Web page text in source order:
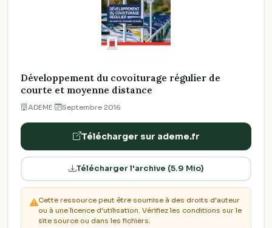
Développement du covoiturage régulier de
courte et moyenne distance
ADEME· Septembre 2016
Télécharger sur ademe.fr
Télécharger l'archive (5.9 Mio)
Cette ressource peut être soumise à des droits d'auteur
ou à une licence d'utilisation. Vérifiez les conditions sur le
site source ou dans les fichiers.